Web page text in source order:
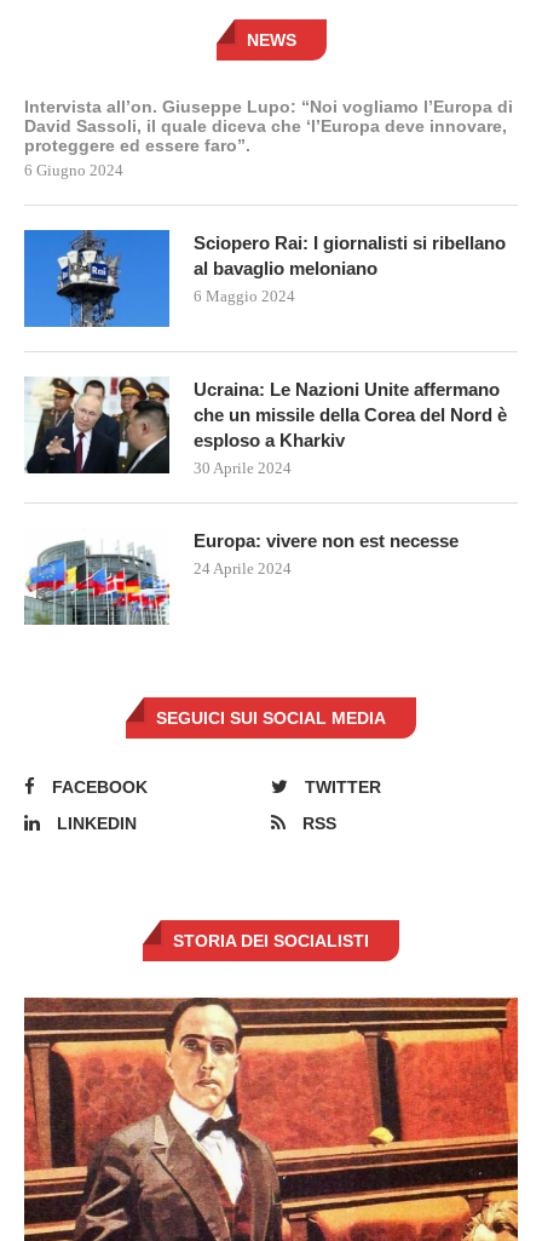
NEWS
Intervista all’on. Giuseppe Lupo: “Noi vogliamo l’Europa di
David Sassoli, il quale diceva che ‘l’Europa deve innovare,
proteggere ed essere faro”.
6 Giugno 2024
Sciopero Rai: I giornalisti si ribellano
al bavaglio meloniano
6 Maggio 2024
Ucraina: Le Nazioni Unite affermano
che un missile della Corea del Nord è
esploso a Kharkiv
30 Aprile 2024
Europa: vivere non est necesse
24 Aprile 2024
SEGUICI SUI SOCIAL MEDIA
FACEBOOK
TWITTER
LINKEDIN
RSS
STORIA DEI SOCIALISTI